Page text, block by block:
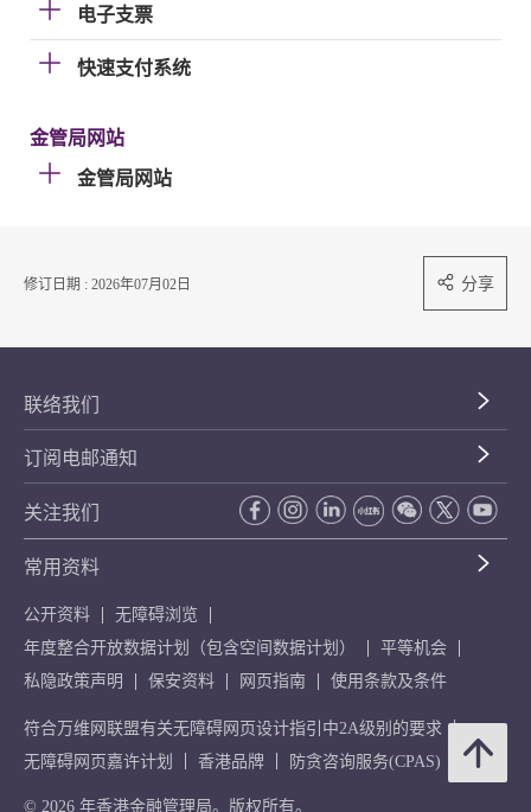
电子支票
快速支付系统
金管局网站
金管局网站
修订日期 : 2026年07月02日 分享
联络我们
订阅电邮通知
关注我们
常用资料
公开资料
无障碍浏览
年度整合开放数据计划（包含空间数据计划）
平等机会
私隐政策声明
保安资料 网页指南 使用条款及条件
符合万维网联盟有关无障碍网页设计指引中2A级别的要求
无障碍网页嘉许计划
香港品牌 防贪咨询服务(CPAS)
© 2026 年香港金融管理局。版权所有。